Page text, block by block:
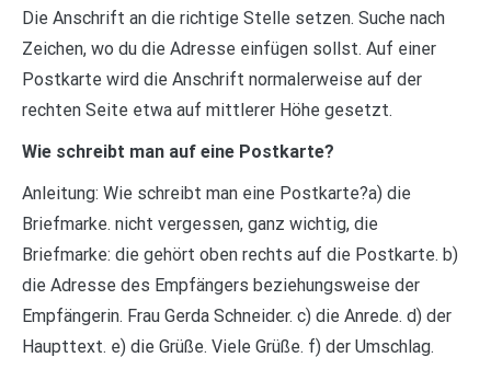
Die Anschrift an die richtige Stelle setzen. Suche nach
Zeichen, wo du die Adresse einfügen sollst. Auf einer
Postkarte wird die Anschrift normalerweise auf der
rechten Seite etwa auf mittlerer Höhe gesetzt.
Wie schreibt man auf eine Postkarte?
Anleitung: Wie schreibt man eine Postkarte?a) die
Briefmarke. nicht vergessen, ganz wichtig, die
Briefmarke: die gehört oben rechts auf die Postkarte. b)
die Adresse des Empfängers beziehungsweise der
Empfängerin. Frau Gerda Schneider. c) die Anrede. d) der
Haupttext. e) die Grüße. Viele Grüße. f) der Umschlag.